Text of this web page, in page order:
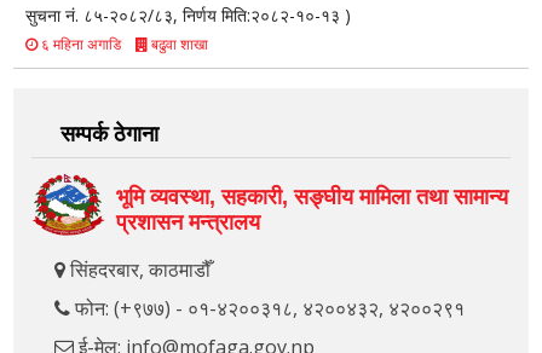
सुचना नं. ८५-२०८२/८३, निर्णय मिति:२०८२-१०-१३ )
६ महिना अगाडि बढुवा शाखा
सम्पर्क ठेगाना
भूमि व्यवस्था, सहकारी, सङ्‍घीय मामिला तथा सामान्य
प्रशासन मन्त्रालय
सिंहदरबार, काठमाडौँ
फोन: (+९७७) - ०१-४२००३१८, ४२००४३२, ४२००२९१
ई-मेल: info@mofaga.gov.np